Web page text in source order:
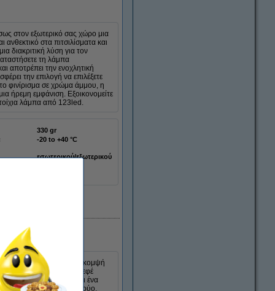
στον εξωτερικό σας χώρο μια
ανθεκτικό στα πιτσιλίσματα και
διακριτική λύση για τον
τη λάμπα
αποτρέπει την ενοχλητική
την επιλογή να επιλέξετε
φινίρισμα σε χρώμα άμμου, η
ήρεμη εμφάνιση. Εξοικονομείτε
λάμπα από 123led.
330 gr
-20 to +40 °C
εσωτερικού/εξωτερικού
| Ανθρακί αποτελεί μια κομψή
σας με ένα κλασικό εφέ
Το φωτιστικό διαθέτει ένα
για βροχή ή κρύο.